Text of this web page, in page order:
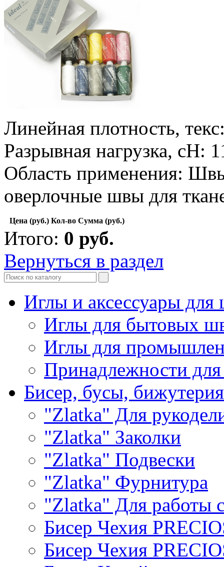
Линейная плотность,
Разрывная нагрузка, сН:
Область применения:
оверлочные швы для
Цена (руб.) Кол-во Сумма (руб.)
Итого: 0 руб.
Вернуться в раздел
Иглы и аксессуары
Иглы для бытовых
Иглы для
Принадлежности
Бисер, бусы, бижутерия
"Zlatka" Для
"Zlatka" Заколки
"Zlatka" Подвески
"Zlatka" Фурнитура
"Zlatka" Для работы
Бисер Чехия
Бисер Чехия